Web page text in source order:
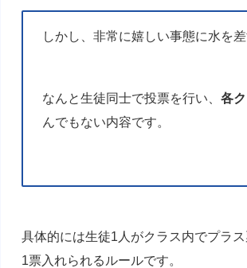
しかし、非常に嬉しい事態に水を
なんと生徒同士で投票を行い、 各
んでもない内容です。
具体的には生徒1人がクラス内でプラ
1票入れられるルールです。